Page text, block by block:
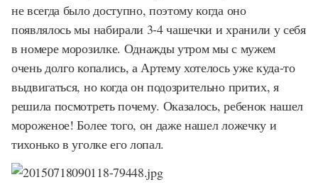
не всегда было доступно, поэтому когда оно
появлялось мы набирали 3-4 чашечки и хранили у себя
в номере морозилке. Однажды утром мы с мужем
очень долго копались, а Артему хотелось уже куда-то
выдвигаться, но когда он подозрительно притих, я
решила посмотреть почему. Оказалось, ребенок нашел
мороженое! Более того, он даже нашел ложечку и
тихонько в уголке его лопал.